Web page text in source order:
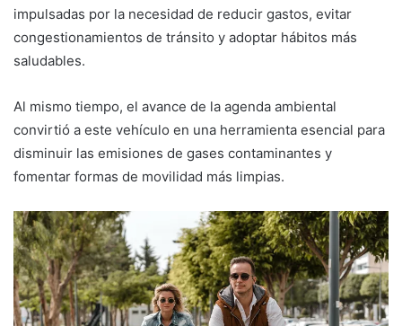
impulsadas por la necesidad de reducir gastos, evitar
congestionamientos de tránsito y adoptar hábitos más
saludables.
Al mismo tiempo, el avance de la agenda ambiental
convirtió a este vehículo en una herramienta esencial para
disminuir las emisiones de gases contaminantes y
fomentar formas de movilidad más limpias.